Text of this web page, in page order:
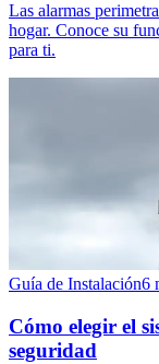
Las alarmas
hogar. Conoce su
para ti.
Guía de Instalación6
Cómo elegir el
seguridad